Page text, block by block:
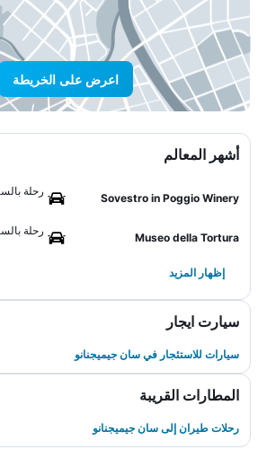
اعرض على الخريطة
أشهر المعالم
Sovestro in Poggio Winery
رحلة بالسيارة
Museo della Tortura
رحلة بالسيارة
إظهار المزيد
سيارت ايجار
سيارات للاستئجار في سان جيميجنانو
المطارات القريبة
رحلات طيران إلى سان جيميجنانو